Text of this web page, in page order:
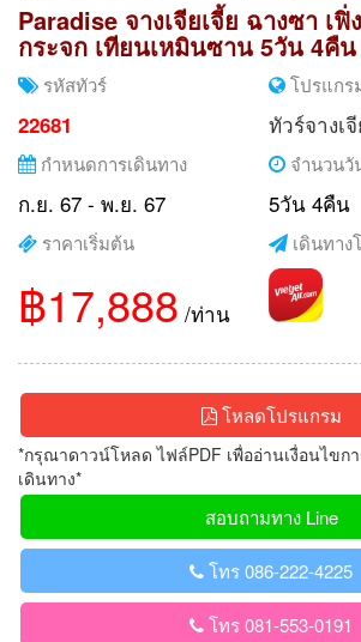
Paradise จางเจียเจี้ย ฉางซา เ
กระจก เทียนเหมินซาน 5วัน 4คืน
รหัสทัวร์
22681
โปรแกร
ทัวร์จางเ
กำหนดการเดินทาง
ก.ย. 67 - พ.ย. 67
จำนวนวั
5วัน 4คืน
ราคาเริ่มต้น
฿17,888 /ท่าน
เดินทาง
โหลดโปรแกรม
*กรุณาดาวน์โหลด ไฟล์PDF เพื่ออ่านเงื่อนไขก
เดินทาง*
สอบถามทาง Line
โทร 086-222-4225
โทร 081-553-0191